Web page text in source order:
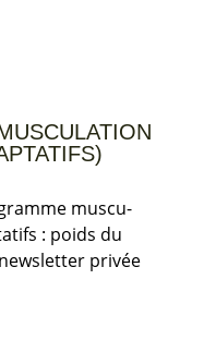
muscu-
: poids du
privée